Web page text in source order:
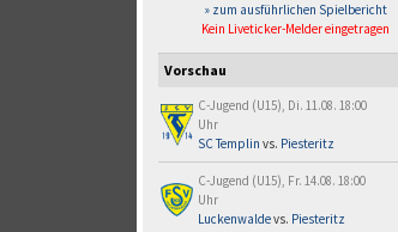
» zum ausführlichen Spielbericht
Kein Liveticker-Melder eingetragen
Vorschau
C-Jugend (U15), Di. 11.08. 18:00
Uhr
SC Templin vs. Piesteritz
C-Jugend (U15), Fr. 14.08. 18:00
Uhr
Luckenwaldevs. Piesteritz